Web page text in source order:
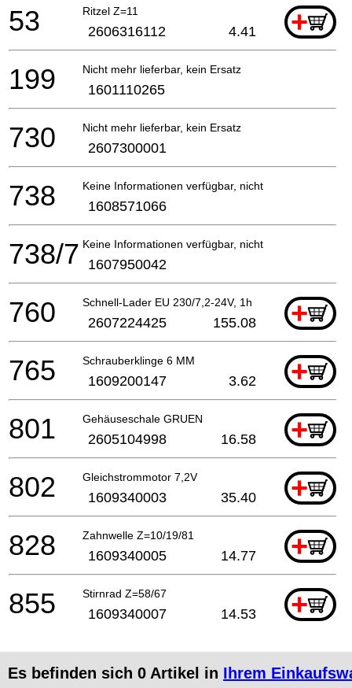
Ritzel Z=11 +
53 2606316112 4.41
Nicht mehr lieferbar, kein Ersatz
199 1601110265
Nicht mehr lieferbar, kein Ersatz
730 2607300001
Keine Informationen verfügbar, nicht bestellbar
738 1608571066
Keine Informationen verfügbar, nicht bestellbar
738/7 1607950042
Schnell-Lader EU 230/7,2-24V, 1h +
760 2607224425 155.08
Schrauberklinge 6 MM +
765 1609200147 3.62
Gehäuseschale GRUEN +
801 2605104998 16.58
Gleichstrommotor 7,2V +
802 1609340003 35.40
Zahnwelle Z=10/19/81 +
828 1609340005 14.77
Stirnrad Z=58/67 +
855 1609340007 14.53
Es befinden sich 0 Artikel in Ihrem